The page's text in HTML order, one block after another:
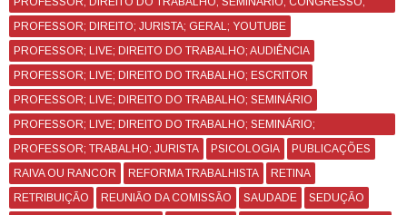
CURSO
PROFESSOR; DIREITO; JURISTA; GERAL; YOUTUBE
PROFESSOR; LIVE; DIREITO DO TRABALHO; AUDIÊNCIA
PROFESSOR; LIVE; DIREITO DO TRABALHO; ESCRITOR
PROFESSOR; LIVE; DIREITO DO TRABALHO; SEMINÁRIO
PROFESSOR; LIVE; DIREITO DO TRABALHO; SEMINÁRIO;
CONGRESSO
PROFESSOR; TRABALHO; JURISTA PSICOLOGIA
PUBLICAÇÕES
RAIVA OU RANCOR
REFORMA TRABALHISTA
RETINA
RETRIBUIÇÃO
REUNIÃO DA COMISSÃO SAUDADE
SEDUÇÃO